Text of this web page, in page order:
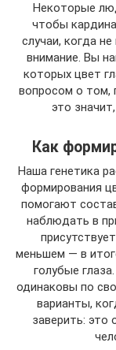
Некоторые
чтобы
случаи, когда
внимание. Вы
которых цвет
вопросом о том,
это
Как
Наша генетика
формирования
помогают
наблюдать в
меньшем — в
голубые
одинаковы по
варианты,
заверить: это